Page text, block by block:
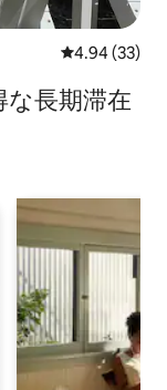
レビュー33
4.94 (33)
長⁠期⁠滞⁠在